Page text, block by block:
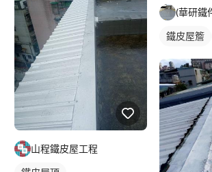
山程鐵皮屋工程
(華研鐵
鐵皮屋簷